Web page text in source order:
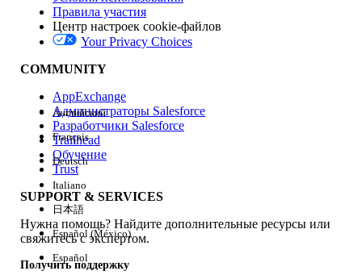
Версия
Возможности
Очистить все Готово
Правила участия
Центр настроек cookie-файлов
Your Privacy Choices
COMMUNITY
AppExchange
Администраторы Salesforce
Разработчики Salesforce
Trailhead
Обучение
Trust
SUPPORT & SERVICES
Нужна помощь? Найдите дополнительные ресурсы или
свяжитесь с экспертом.
Получить поддержку
Английский
Français
Deutsch
Italiano
日本語
Español (México)
Español